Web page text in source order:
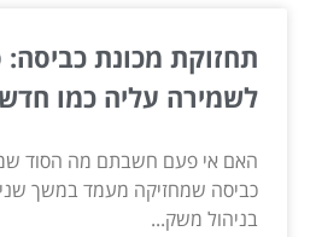
תחזוקת מכונת
לשמירה עליה כמו
האם אי פעם חשבתם מה הסוד
כביסה שמחזיקה מעמד במשך
בניהול משק...